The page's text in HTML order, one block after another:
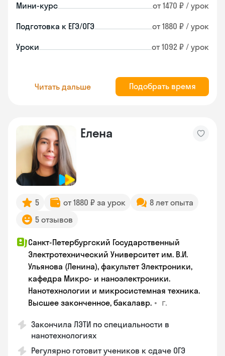
Мини-курс от 1470 ₽ / урок
Подготовка к ЕГЭ/ОГЭ от 1880 ₽ / урок
Уроки от 1092 ₽ / урок
Читать дальше Подобрать время
Елена
5 от 1880 ₽ за урок
8 лет опыта
5 отзывов
Санкт-Петербургский Государственный
Электротехнический Университет им. В.И.
Ульянова (Ленина), факультет Электроники,
кафедра Микро- и наноэлектроники.
Нанотехнологии и микросистемная техника.
Высшее законченное, бакалавр. • г.
Закончила ЛЭТИ по специальности в
нанотехнологиях
Регулярно готовит учеников к сдаче ОГЭ